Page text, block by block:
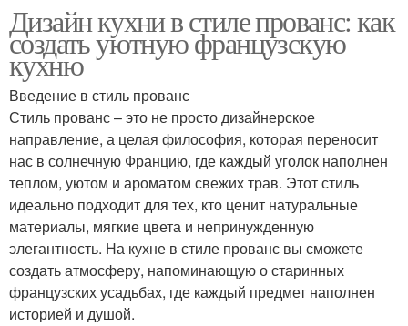
Дизайн кухни в стиле прованс: как
создать уютную французскую
кухню
Введение в стиль прованс
Стиль прованс – это не просто дизайнерское
направление, а целая философия, которая переносит
нас в солнечную Францию, где каждый уголок наполнен
теплом, уютом и ароматом свежих трав. Этот стиль
идеально подходит для тех, кто ценит натуральные
материалы, мягкие цвета и непринужденную
элегантность. На кухне в стиле прованс вы сможете
создать атмосферу, напоминающую о старинных
французских усадьбах, где каждый предмет наполнен
историей и душой.